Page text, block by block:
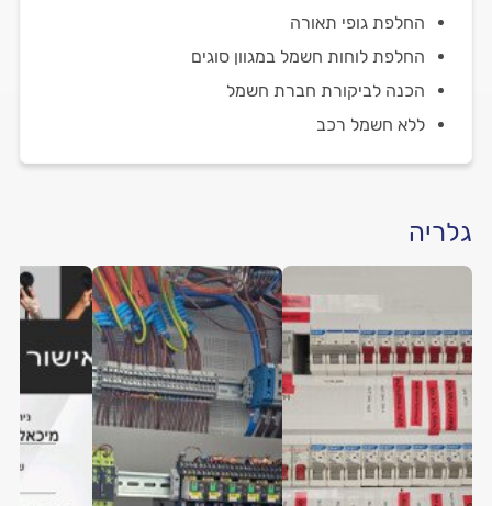
החלפת גופי תאורה
החלפת לוחות חשמל במגוון סוגים
הכנה לביקורת חברת חשמל
ללא חשמל רכב
גלריה